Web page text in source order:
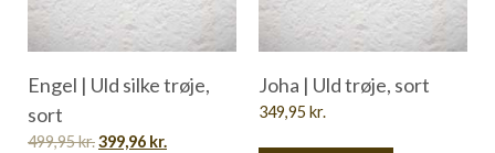
Engel | Uld silke trøje,
sort
499,95kr.399,96 kr.
Joha | Uld trøje, sort
349,95 kr.